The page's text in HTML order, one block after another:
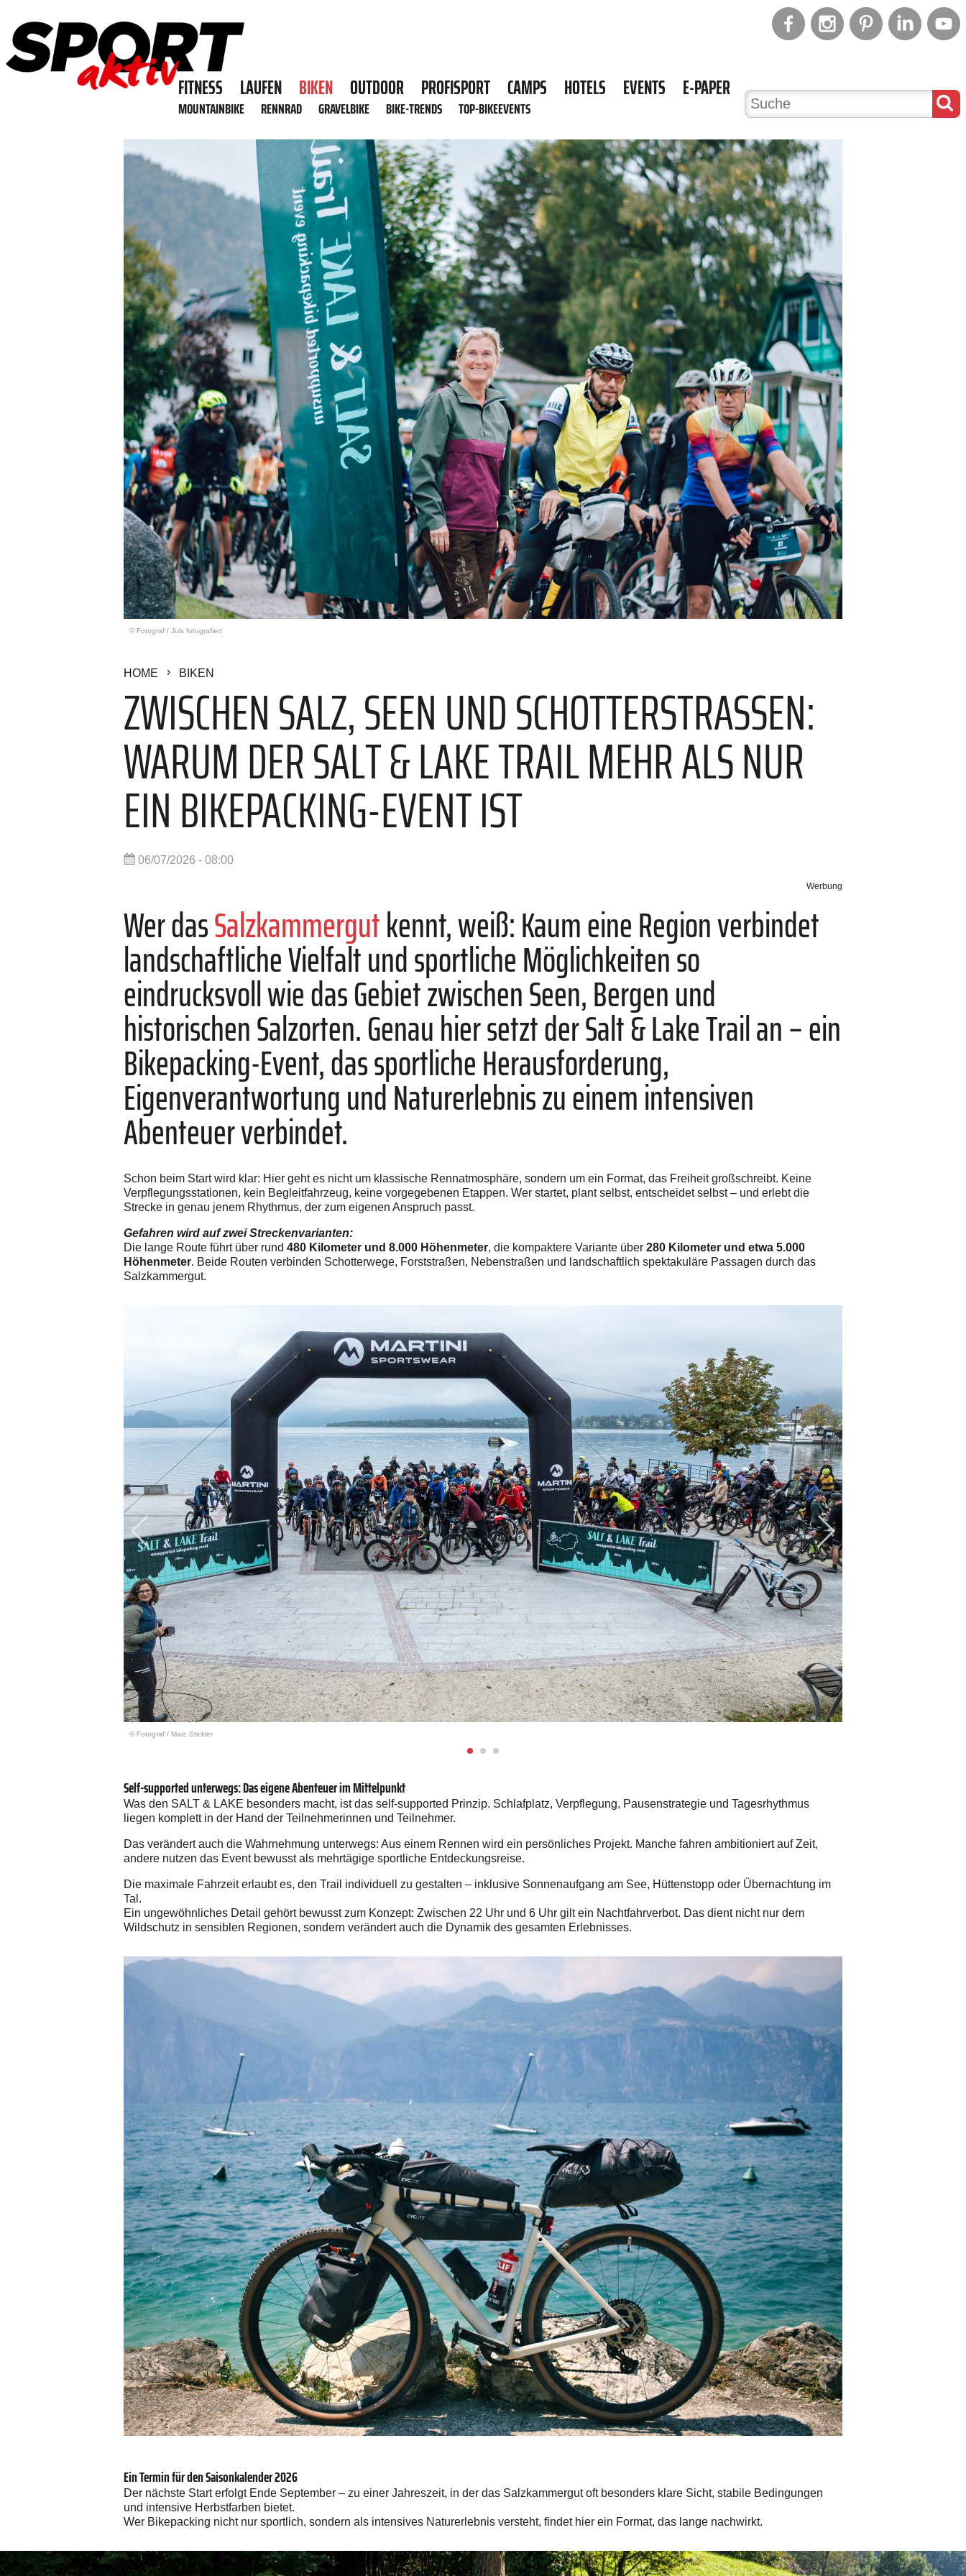
FITNESS LAUFEN BIKEN OUTDOOR PROFISPORT CAMPS HOTELS EVENTS E-PAPER
MOUNTAINBIKE RENNRAD GRAVELBIKE BIKE-TRENDS TOP-BIKEEVENTS
© Fotograf / Juls fotografiert
HOME BIKEN
ZWISCHEN SALZ, SEEN UND SCHOTTERSTRASSEN: W
ARUM DER SALT & LAKE TRAIL MEHR ALS NUR E
IN BIKEPACKING-EVENT IST
06/07/2026 - 08:00
Werbung
Wer dasSalzkammergutkennt, weiß: Kaum eine Region verbindet
landschaftliche Vielfalt und sportliche Möglichkeiten so
eindrucksvoll wie das Gebiet zwischen Seen, Bergen und
historischen Salzorten. Genau hier setzt der Salt & Lake Trail an – ein
Bikepacking-Event, das sportliche Herausforderung,
Eigenverantwortung und Naturerlebnis zu einem intensiven
Abenteuer verbindet.
Schon beim Start wird klar: Hier geht es nicht um klassische Rennatmosphäre, sondern um ein Format, das Freiheit großschreibt. Keine
Verpflegungsstationen, kein Begleitfahrzeug, keine vorgegebenen Etappen. Wer startet, plant selbst, entscheidet selbst – und erlebt die
Strecke in genau jenem Rhythmus, der zum eigenen Anspruch passt.
Gefahren wird auf zwei Streckenvarianten:
Die lange Route führt über rund 480 Kilometer und 8.000 Höhenmeter, die kompaktere Variante über 280 Kilometer und etwa 5.000
Höhenmeter. Beide Routen verbinden Schotterwege, Forststraßen, Nebenstraßen und landschaftlich spektakuläre Passagen durch das
Salzkammergut.
© Fotograf / Marc Stickler
Self-supported unterwegs: Das eigene Abenteuer im Mittelpunkt
Was den SALT & LAKE besonders macht, ist das self-supported Prinzip. Schlafplatz, Verpflegung, Pausenstrategie und Tagesrhythmus
liegen komplett in der Hand der Teilnehmerinnen und Teilnehmer.
Das verändert auch die Wahrnehmung unterwegs: Aus einem Rennen wird ein persönliches Projekt. Manche fahren ambitioniert auf Zeit,
andere nutzen das Event bewusst als mehrtägige sportliche Entdeckungsreise.
Die maximale Fahrzeit erlaubt es, den Trail individuell zu gestalten – inklusive Sonnenaufgang am See, Hüttenstopp oder Übernachtung im
Tal.
Ein ungewöhnliches Detail gehört bewusst zum Konzept: Zwischen 22 Uhr und 6 Uhr gilt ein Nachtfahrverbot. Das dient nicht nur dem
Wildschutz in sensiblen Regionen, sondern verändert auch die Dynamik des gesamten Erlebnisses.
Ein Termin für den Saisonkalender 2026
Der nächste Start erfolgt Ende September – zu einer Jahreszeit, in der das Salzkammergut oft besonders klare Sicht, stabile Bedingungen
und intensive Herbstfarben bietet.
Wer Bikepacking nicht nur sportlich, sondern als intensives Naturerlebnis versteht, findet hier ein Format, das lange nachwirkt.